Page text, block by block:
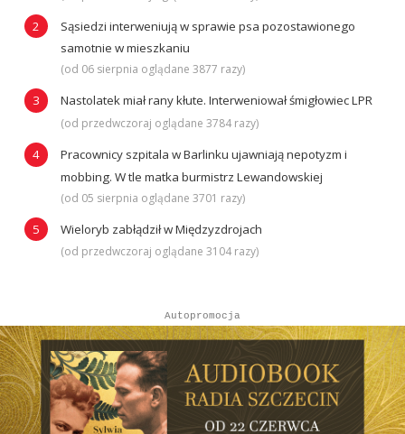
Sąsiedzi interweniują w sprawie psa pozostawionego
samotnie w mieszkaniu
(od 06 sierpnia oglądane 3877 razy)
Nastolatek miał rany kłute. Interweniował śmigłowiec LPR
(od przedwczoraj oglądane 3784 razy)
Pracownicy szpitala w Barlinku ujawniają nepotyzm i
mobbing. W tle matka burmistrz Lewandowskiej
(od 05 sierpnia oglądane 3701 razy)
Wieloryb zabłądził w Międzyzdrojach
(od przedwczoraj oglądane 3104 razy)
Autopromocja